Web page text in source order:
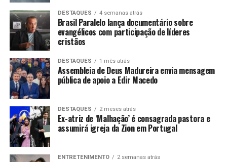
DESTAQUES 4 semanas atrás
Brasil Paralelo lança documentário sobre
evangélicos com participação de líderes
cristãos
DESTAQUES 1 mês atrás
Assembleia de Deus Madureira envia mensagem
pública de apoio a Edir Macedo
DESTAQUES 2 meses atrás
Ex-atriz de ‘Malhação’ é consagrada pastora e
assumirá igreja da Zion em Portugal
ENTRETENIMENTO 2 semanas atrás